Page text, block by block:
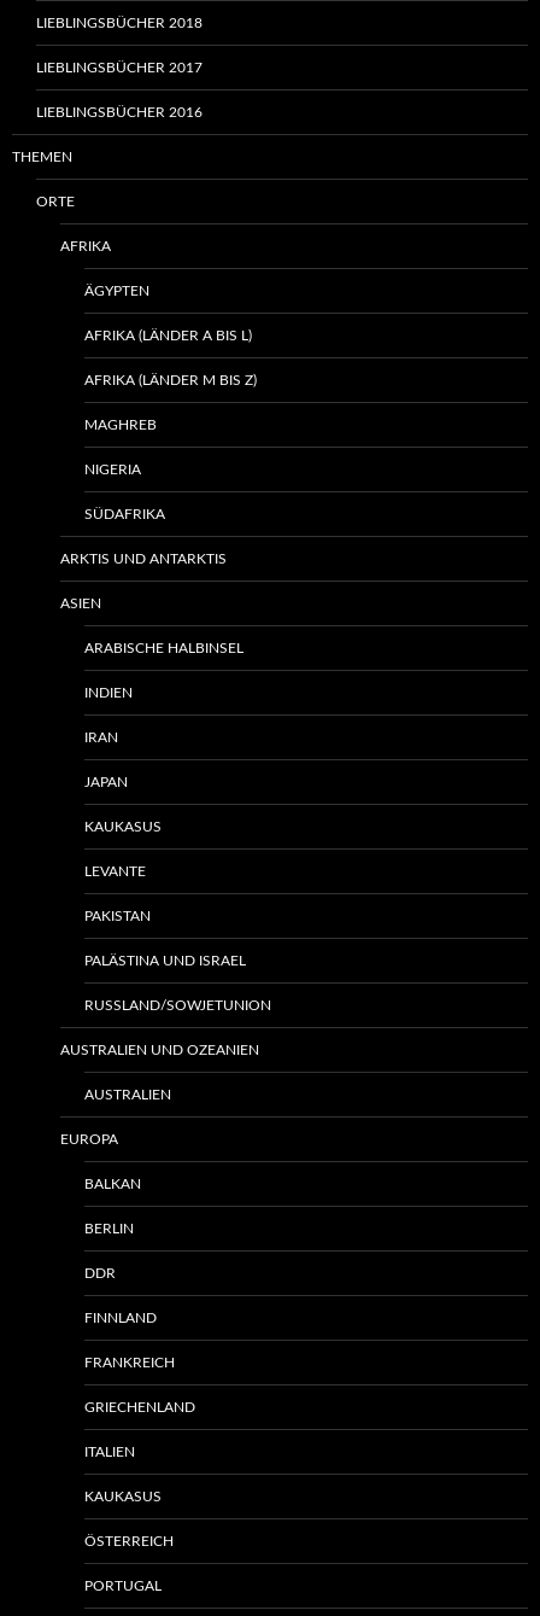
LIEBLINGSBÜCHER 2018
LIEBLINGSBÜCHER 2017
LIEBLINGSBÜCHER 2016
THEMEN
ORTE
AFRIKA
ÄGYPTEN
AFRIKA (LÄNDER A BIS L)
AFRIKA (LÄNDER M BIS Z)
MAGHREB
NIGERIA
SÜDAFRIKA
ARKTIS UND ANTARKTIS
ASIEN
ARABISCHE HALBINSEL
INDIEN
IRAN
JAPAN
KAUKASUS
LEVANTE
PAKISTAN
PALÄSTINA UND ISRAEL
RUSSLAND/SOWJETUNION
AUSTRALIEN UND OZEANIEN
AUSTRALIEN
EUROPA
BALKAN
BERLIN
DDR
FINNLAND
FRANKREICH
GRIECHENLAND
ITALIEN
KAUKASUS
ÖSTERREICH
PORTUGAL